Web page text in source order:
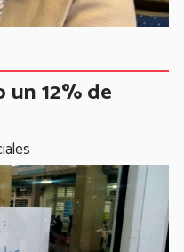
12% de